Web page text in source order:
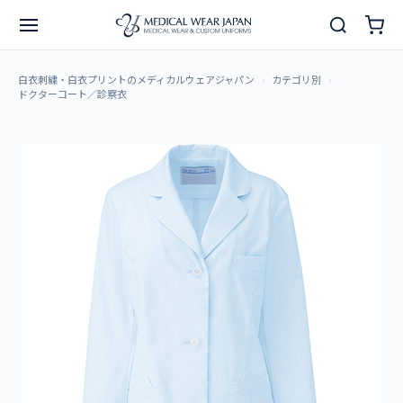
白衣刺繍・白衣プリントのメディカルウェアジャパン
カテゴリ別
ドクターコート／診察衣